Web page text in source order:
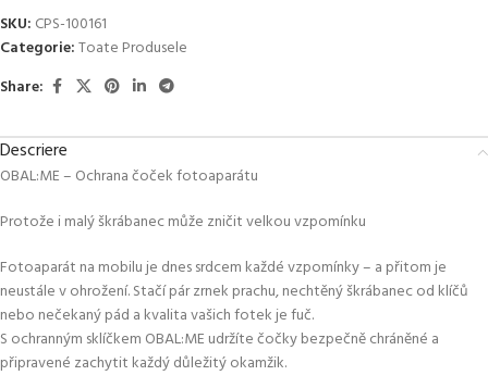
SKU: CPS-100161
Categorie:Toate Produsele
Share:
Descriere
OBAL:ME – Ochrana čoček fotoaparátu
Protože i malý škrábanec může zničit velkou vzpomínku
Fotoaparát na mobilu je dnes srdcem každé vzpomínky – a přitom je
neustále v ohrožení. Stačí pár zrnek prachu, nechtěný škrábanec od klíčů
nebo nečekaný pád a kvalita vašich fotek je fuč.
S ochranným sklíčkem OBAL:ME udržíte čočky bezpečně chráněné a
připravené zachytit každý důležitý okamžik.